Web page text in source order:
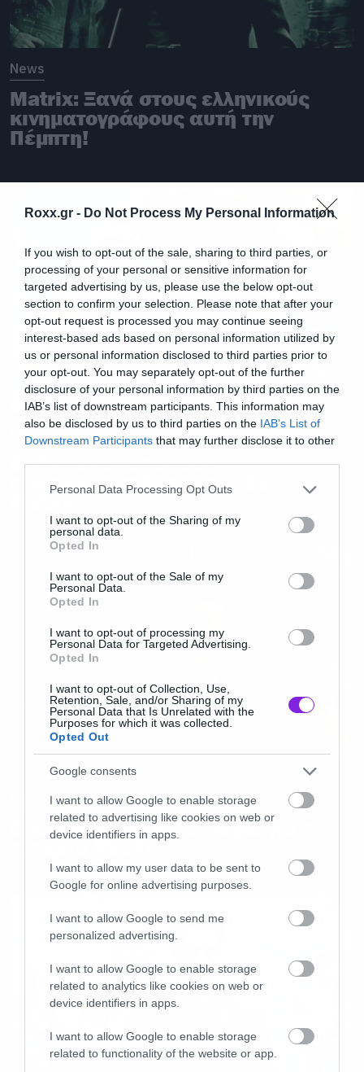
Roxx.gr - Do Not Process My Personal Information
If you wish to opt-out of the sale, sharing to third parties, or
processing of your personal or sensitive information for
targeted advertising by us, please use the below opt-out
section to confirm your selection. Please note that after your
opt-out request is processed you may continue seeing
interest-based ads based on personal information utilized by
us or personal information disclosed to third parties prior to
your opt-out. You may separately opt-out of the further
disclosure of your personal information by third parties on the
IAB’s list of downstream participants. This information may
also be disclosed by us to third parties on the IAB’s List of
Downstream Participants that may further disclose it to other
Please note that this website/app uses one or more Google
not limited to your visit or usage behaviour. You may click to
grant or deny consent to Google and its third-party tags to
use your data for below specified purposes in below Google
consent section.
Personal Data Processing Opt Outs
I want to opt-out of the Sharing of my
personal data.
Opted In
I want to opt-out of the Sale of my
Personal Data.
Opted In
I want to opt-out of processing my
Personal Data for Targeted Advertising.
Opted In
I want to opt-out of Collection, Use,
Retention, Sale, and/or Sharing of my
Personal Data that Is Unrelated with the
Purposes for which it was collected.
Opted Out
Google consents
I want to allow Google to enable storage
related to advertising like cookies on web or
device identifiers in apps.
I want to allow my user data to be sent to
Google for online advertising purposes.
I want to allow Google to send me
personalized advertising.
I want to allow Google to enable storage
related to analytics like cookies on web or
device identifiers in apps.
I want to allow Google to enable storage
related to functionality of the website or app.
News
Matrix: Ξανά στους ελληνικούς
κινηματογράφους αυτή την
Πέμπτη!
News
Βρήκε έναν από τους
πρωταγωνιστές του το νέο
Ο Κιάνου Ριβς επιστρέφει για το
τέταρτο Matrix!